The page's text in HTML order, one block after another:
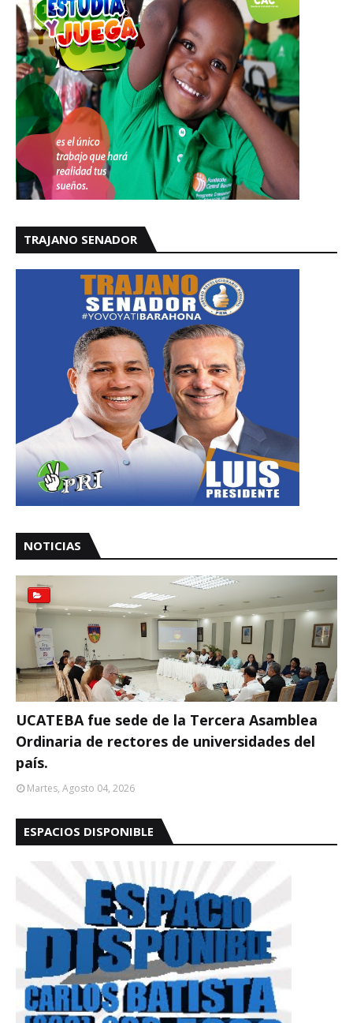
TRAJANO SENADOR
NOTICIAS
UCATEBA fue sede de la Tercera Asamblea
Ordinaria de rectores de universidades del
país.
Martes, Agosto 04, 2026
ESPACIOS DISPONIBLE